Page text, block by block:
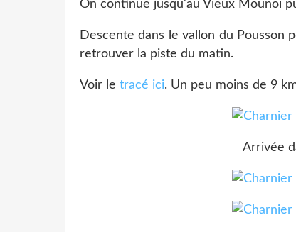
On continue jusqu'au Vieux Mounoï
Descente dans le vallon du Pousson
retrouver la piste du matin.
Voir le tracé ici. Un peu moins de 9
Arrivée